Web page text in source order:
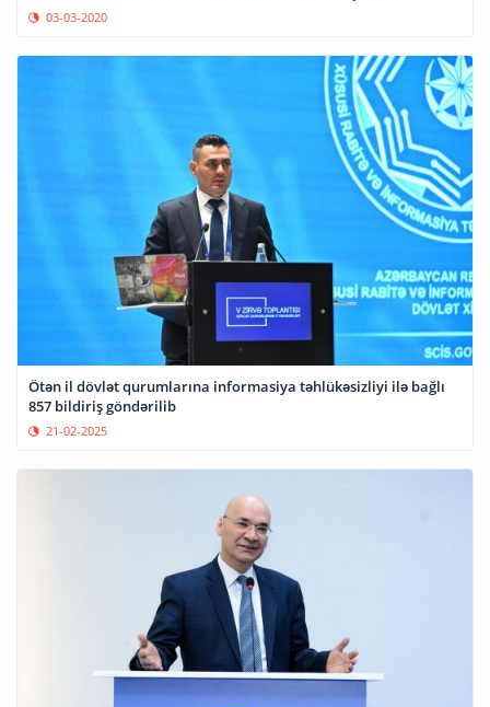
03-03-2020
Ötən il dövlət qurumlarına informasiya təhlükəsizliyi ilə bağlı
857 bildiriş göndərilib
21-02-2025